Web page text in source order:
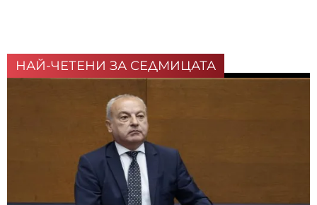
НАЙ-ЧЕТЕНИ ЗА СЕДМИЦАТА